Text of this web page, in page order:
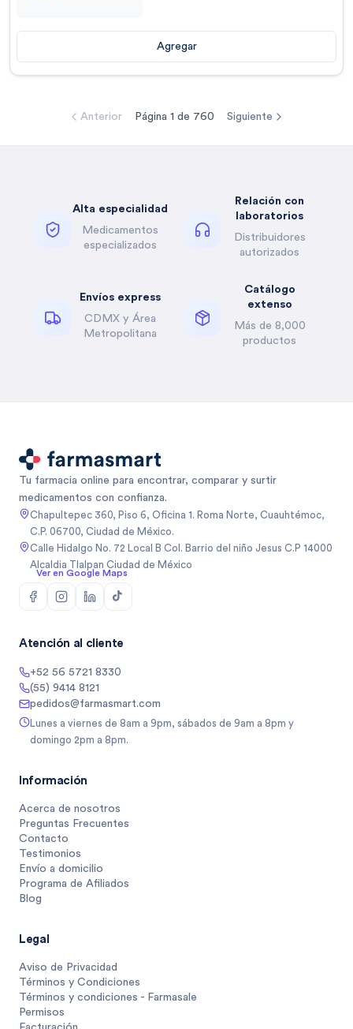
Agregar
Anterior Página 1 de 760 Siguiente
Alta especialidad
Medicamentos
especializados
Relación con
laboratorios
Distribuidores
autorizados
Envíos express
CDMX y Área
Metropolitana
Catálogo
extenso
Más de 8,000
productos
Tu farmacia online para encontrar, comparar y surtir
medicamentos con confianza.
Chapultepec 360, Piso 6, Oficina 1. Roma Norte, Cuauhtémoc,
C.P. 06700, Ciudad de México.
Calle Hidalgo No. 72 Local B Col. Barrio del niño Jesus C.P 14000
Alcaldia Tlalpan Ciudad de México
Ver en Google Maps
Atención al cliente
+52 56 5721 8330
(55) 9414 8121
pedidos@farmasmart.com
Lunes a viernes de 8am a 9pm, sábados de 9am a 8pm y
domingo 2pm a 8pm.
Información
Acerca de nosotros
Preguntas Frecuentes
Contacto
Testimonios
Envío a domicilio
Programa de Afiliados
Blog
Legal
Aviso de Privacidad
Términos y Condiciones
Términos y condiciones - Farmasale
Permisos